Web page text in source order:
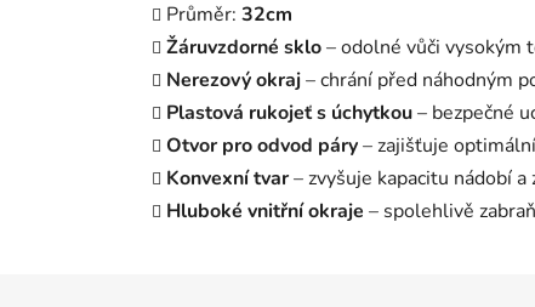
Průměr: 32cm
Žáruvzdorné sklo– odolné vůči vysokým
Nerezový okraj– chrání před náhodným
Plastová rukojeť s úchytkou– bezpečné
Otvor pro odvod páry– zajišťuje
Konvexní tvar– zvyšuje kapacitu nádobí
Hluboké vnitřní okraje – spolehlivě